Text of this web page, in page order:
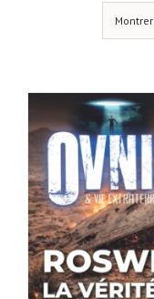
Montrer